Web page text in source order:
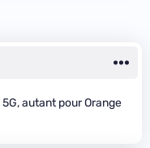
autant pour Orange